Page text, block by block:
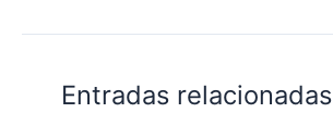
Entradas relacionadas